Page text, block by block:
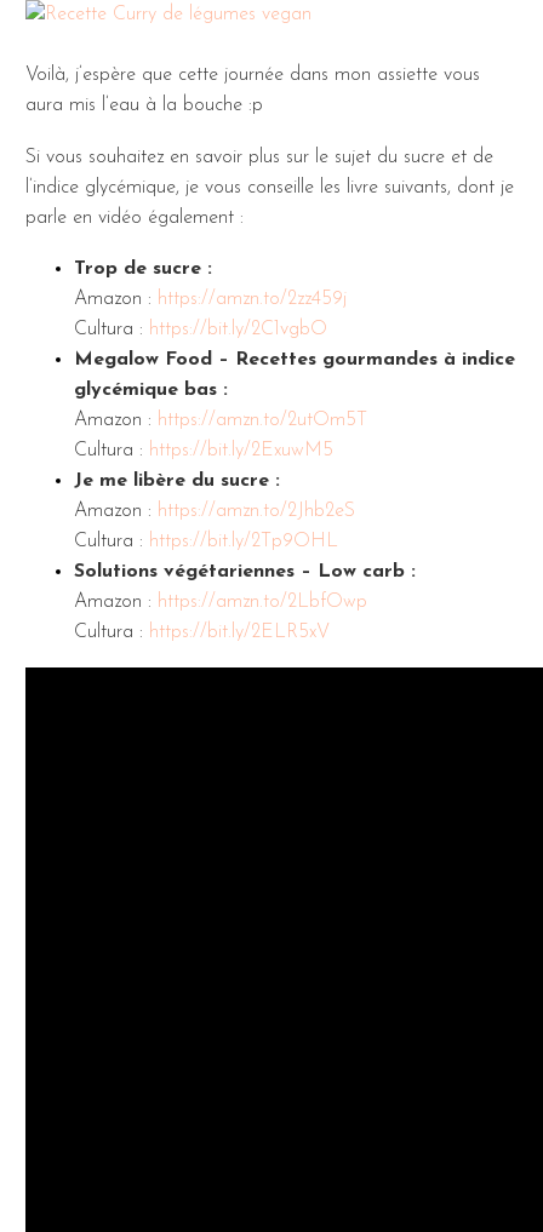
Voilà, j’espère que cette journée dans mon assiette vous
aura mis l’eau à la bouche :p
Si vous souhaitez en savoir plus sur le sujet du sucre et de
l’indice glycémique, je vous conseille les livre suivants, dont je
parle en vidéo également :
Trop de sucre :
Amazon : https://amzn.to/2zz459j
Cultura : https://bit.ly/2C1vgbO
Megalow Food – Recettes gourmandes à indice
glycémique bas :
Amazon : https://amzn.to/2utOm5T
Cultura : https://bit.ly/2ExuwM5
Je me libère du sucre :
Amazon : https://amzn.to/2Jhb2eS
Cultura : https://bit.ly/2Tp9OHL
Solutions végétariennes – Low carb :
Amazon : https://amzn.to/2LbfOwp
Cultura : https://bit.ly/2ELR5xV